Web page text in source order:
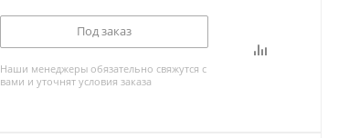
Под заказ
Наши менеджеры обязательно свяжутся с
вами и уточнят условия заказа